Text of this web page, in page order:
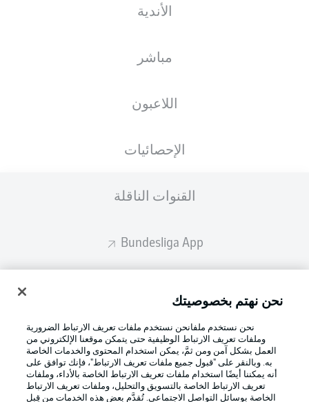
الأندية
مباشر
اللاعبون
الإحصائيات
القنوات الناقلة
Bundesliga App
BUNDESLIGA-GROUP
اختر اللغة
العربية وضع شاشة العرض
Football as it's meant to be
نحن نهتم بخصوصيتك
نحن نستخدم ملفانحن نستخدم ملفات تعريف الارتباط الضرورية
وملفات تعريف الارتباط الوظيفية حتى يتمكن موقعنا الإلكتروني من
العمل بشكل آمن ومن ثمَّ، يمكن استخدام المحتوى والخدمات الخاصة
به. وبالنقر على "قبول جميع ملفات تعريف الارتباط"، فإنك توافق على
أنه يمكننا أيضًا استخدام ملفات تعريف الارتباط الخاصة بالأداء، وملفات
تعريف الارتباط الخاصة بالتسويق والتحليل، وملفات تعريف الارتباط
الخاصة بوسائل التواصل الاجتماعي. تُقدَّم بعض هذه الخدمات من قِبل